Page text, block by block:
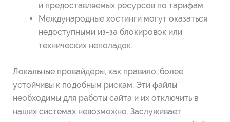
и предоставляемых ресурсов по тарифам.
Международные хостинги могут оказаться
недоступными из-за блокировок или
технических неполадок.
Локальные провайдеры, как правило, более
устойчивы к подобным рискам. Эти файлы
необходимы для работы сайта и их отключить в
наших системах невозможно. Заслуживает